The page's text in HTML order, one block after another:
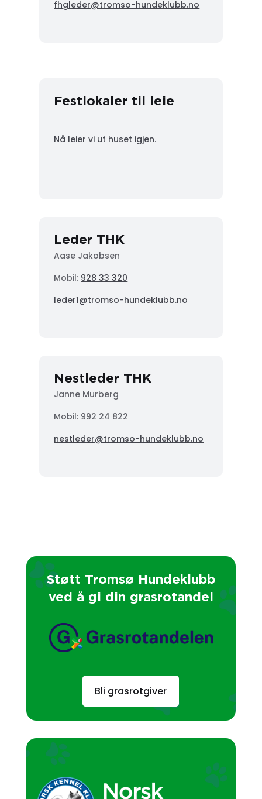
fhgleder@tromso-hundeklubb.no
Festlokaler til leie
Nå leier vi ut huset igjen.
Leder THK
Aase Jakobsen
Mobil: 928 33 320
leder1@tromso-hundeklubb.no
Nestleder THK
Janne Murberg
Mobil: 992 24 822
nestleder@tromso-hundeklubb.no
Støtt Tromsø Hundeklubb
ved å gi din grasrotandel
Bli grasrotgiver